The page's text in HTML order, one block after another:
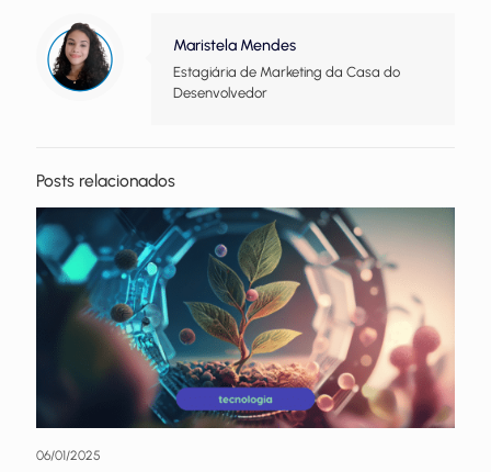
Maristela Mendes
Estagiária de Marketing da Casa do
Desenvolvedor
Posts relacionados
06/01/2025